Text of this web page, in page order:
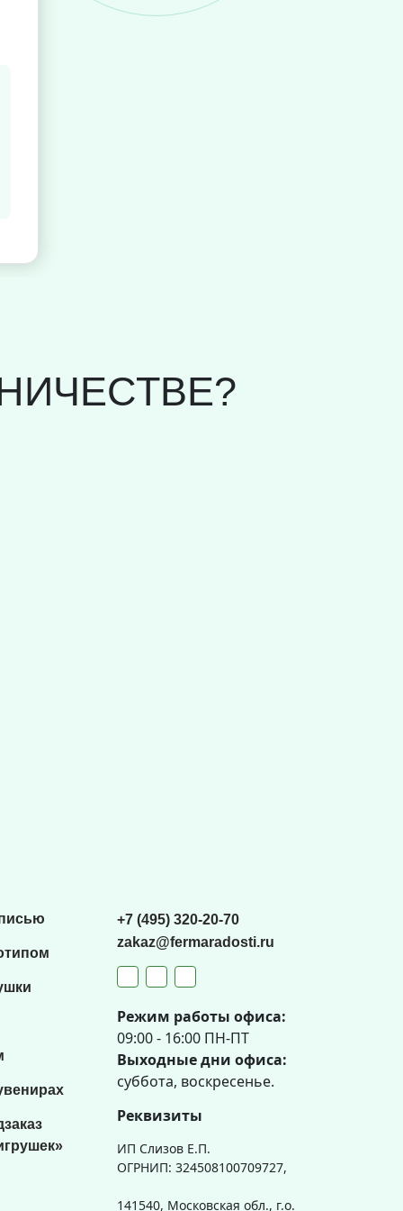
+7 (495) 320-20-70
zakaz@fermaradosti.ru
Режим работы офиса:
09:00 - 16:00 ПН-ПТ
Выходные дни офиса:
суббота, воскресенье.
Реквизиты
ИП Слизов Е.П.
ОГРНИП: 324508100709727,
141540, Московская обл., г.о.